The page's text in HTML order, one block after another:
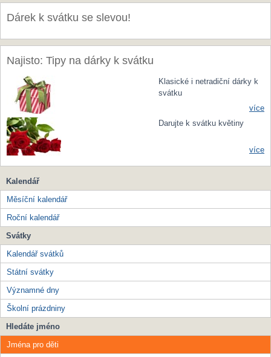
Dárek k svátku se slevou!
Najisto: Tipy na dárky k svátku
Klasické i netradiční dárky k
svátku
více
Darujte k svátku květiny
více
Kalendář
Měsíční kalendář
Roční kalendář
Svátky
Kalendář svátků
Státní svátky
Významné dny
Školní prázdniny
Hledáte jméno
Jména pro děti